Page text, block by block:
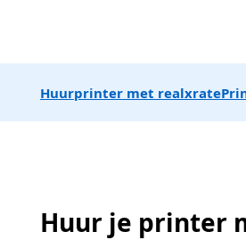
Huurprinter met realxrate
Huur je printer